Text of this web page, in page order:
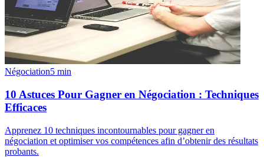
Négociation5 min
10 Astuces Pour Gagner en Négociation : Techniques
Efficaces
Apprenez 10 techniques incontournables pour gagner en
négociation et optimiser vos compétences afin d’obtenir des résultats
probants.